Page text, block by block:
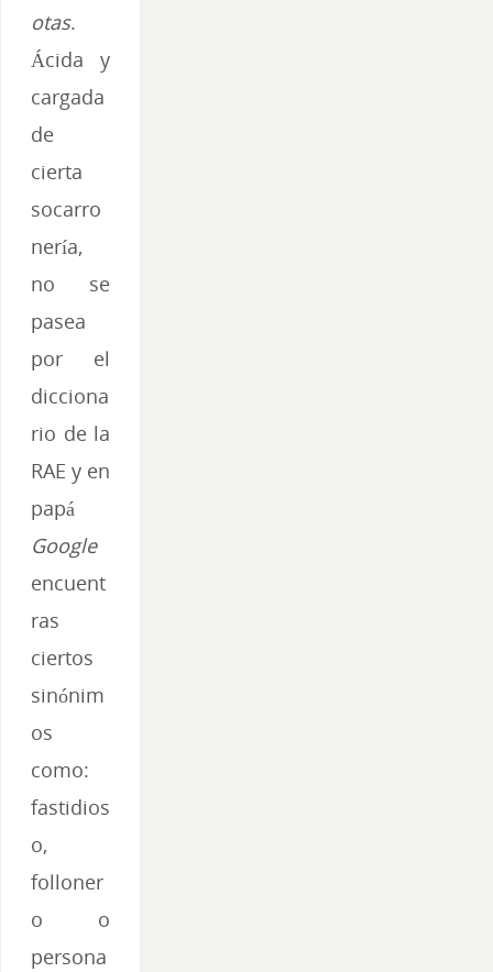
otas.
Ácida y
cargada
de
cierta
socarro
nería,
no se
pasea
por el
dicciona
rio de la
RAE y en
papá
Google
encuent
ras
ciertos
sinónim
os
como:
fastidios
o,
folloner
o o
persona